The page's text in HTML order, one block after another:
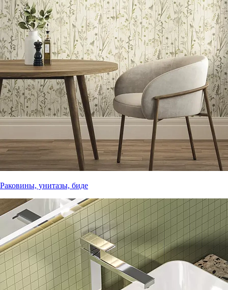
Раковины, унитазы, биде